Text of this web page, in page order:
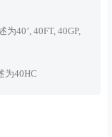
40’, 40FT, 40GP,
为40HC